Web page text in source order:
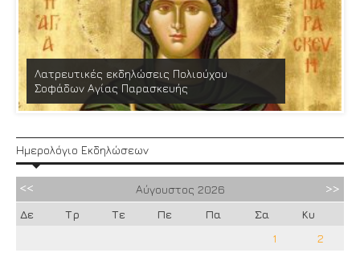
Λατρευτικές εκδηλώσεις Πολιούχου
Σοφάδων Αγίας Παρασκευής
Ημερολόγιο Εκδηλώσεων
Αύγουστος 2026
Δε
Τρ Τε Πε Πα Σα
Κυ
1
2